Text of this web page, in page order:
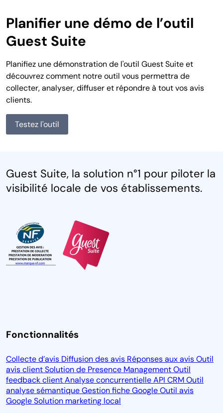
Planifier une démo de l’outil
Guest Suite
Planifiez une démonstration de l'outil Guest Suite et
découvrez comment notre outil vous permettra de
collecter, analyser, diffuser et répondre à tout vos avis
clients.
Testez l'outil
Guest Suite, la solution n°1 pour piloter la
visibilité locale de vos établissements.
Fonctionnalités
Collecte d’avis Diffusion des avis Réponses aux avisOutil
avis clientSolution de Presence ManagementOutil
feedback clientAnalyse concurrentielleAPI CRMOutil
analyse sémantiqueGestion fiche GoogleOutil avis
GoogleSolution marketing local